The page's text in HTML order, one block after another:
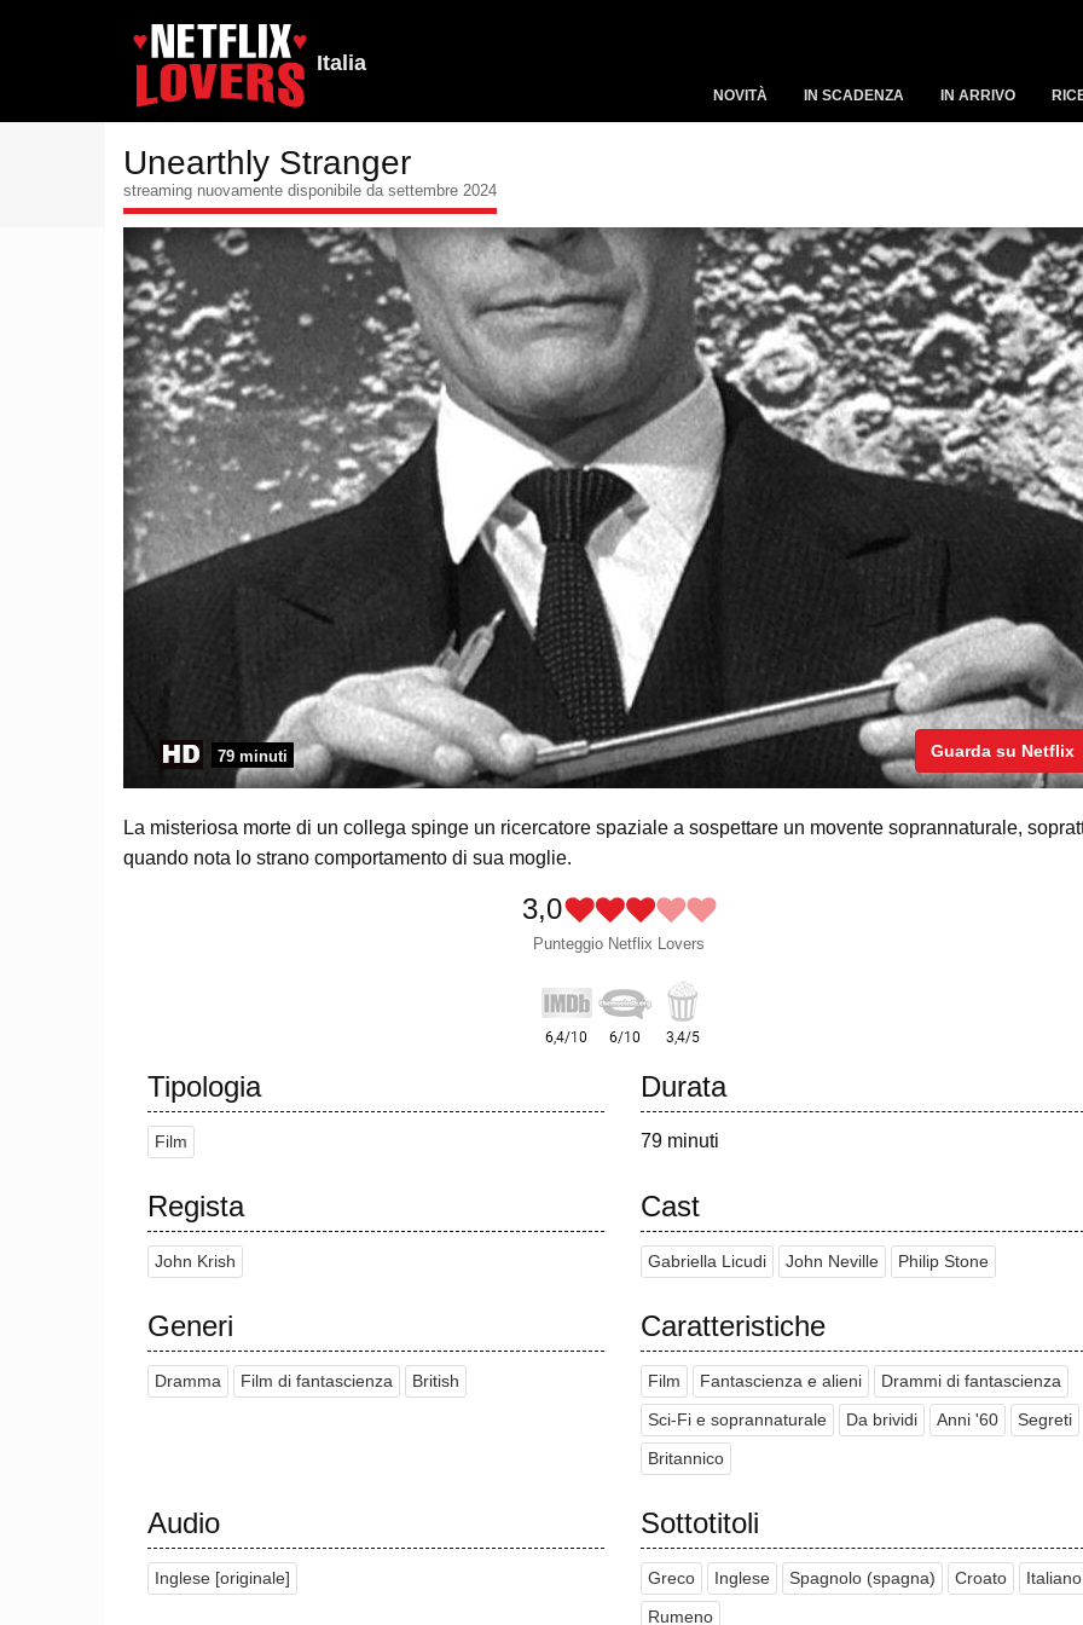
Italia
NOVITÀ IN SCADENZA IN ARRIVO
Unearthly Stranger
streaming nuovamente disponibile da settembre 2024
79 minuti Guarda su Netflix
La misteriosa morte di un collega spinge un ricercatore spaziale a sospettare un movente soprannaturale,
quando nota lo strano comportamento di sua moglie.
3,0
Punteggio Netflix Lovers
Tipologia
Film
Durata
79 minuti
Regista
John Krish
Cast
Gabriella Licudi John Neville Philip Stone
Generi
Dramma Film di fantascienza British
Caratteristiche
Film Fantascienza e alieni Drammi di fantascienza
Sci-Fi e soprannaturale Da brividi Anni '60 Segreti
Britannico
Audio
Inglese [originale]
Sottotitoli
Greco Inglese Spagnolo (spagna) Croato Italiano
Rumeno